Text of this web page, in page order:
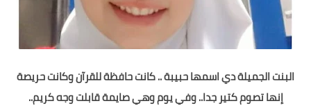
البنت الجميلة دي اسمها حبيبة .. كانت حافظة للقرآن وكانت حريصة
إنها تصوم كتير جدا.. وفي يوم وهي صايمة قابلت وجه كريم..